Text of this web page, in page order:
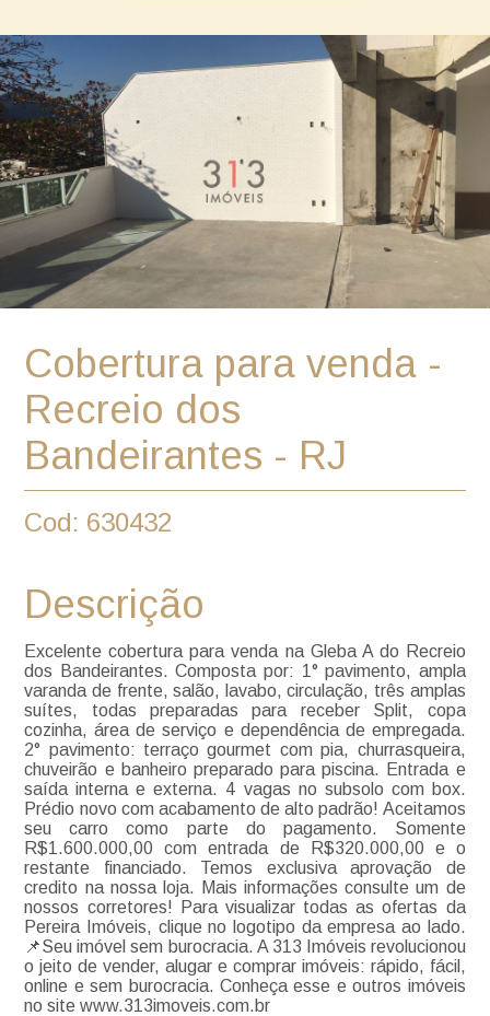
Cobertura para venda -
Recreio dos
Bandeirantes - RJ
Cod: 630432
Descrição
Excelente cobertura para venda na Gleba A do Recreio
dos Bandeirantes. Composta por: 1° pavimento, ampla
varanda de frente, salão, lavabo, circulação, três amplas
suítes, todas preparadas para receber Split, copa
cozinha, área de serviço e dependência de empregada.
2° pavimento: terraço gourmet com pia, churrasqueira,
chuveirão e banheiro preparado para piscina. Entrada e
saída interna e externa. 4 vagas no subsolo com box.
Prédio novo com acabamento de alto padrão! Aceitamos
seu carro como parte do pagamento. Somente
R$1.600.000,00 com entrada de R$320.000,00 e o
restante financiado. Temos exclusiva aprovação de
credito na nossa loja. Mais informações consulte um de
nossos corretores! Para visualizar todas as ofertas da
Pereira Imóveis, clique no logotipo da empresa ao lado.
📌Seu imóvel sem burocracia. A 313 Imóveis revolucionou
o jeito de vender, alugar e comprar imóveis: rápido, fácil,
online e sem burocracia. Conheça esse e outros imóveis
no site www.313imoveis.com.br